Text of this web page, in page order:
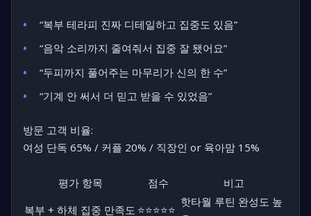
“복부 테라피 진짜 디테일하고 집중도 있음”
“음악 소리까지 줄여줘서 집중 잘 됐어요”
“두피까지 풀어주는 마무리가 신의 한 수”
“기계 안 써서 더 믿고 받을 수 있었음”
방문 고객 비율:
여성 단독 65% / 커플 20% / 직장인 or 육아맘 15%
평가 항목 점수
비고
복부 + 하체 집중 만족도 ⭐⭐⭐⭐⭐
핫타월 루틴 완성도 높